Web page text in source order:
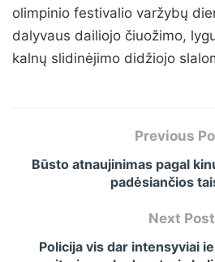
olimpinio festivalio varžybų
dalyvaus dailiojo čiuožimo,
kalnų slidinėjimo didžiojo
Previous
Būsto atnaujinimas pagal
padėsiančios
Next Post
Policija vis dar intensyviai